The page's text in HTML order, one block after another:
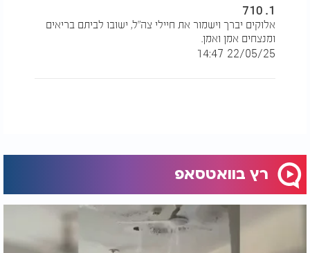
1. 710
אלוקים יברך וישמור את חיילי צה"ל, ישובו לביתם בריאים
ומנצחים אמן ואמן.
22/05/25 14:47
רץ בוואטסאפ